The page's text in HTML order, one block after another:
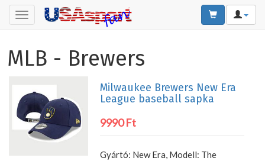
Toggle
navigation
MLB - Brewers
Milwaukee Brewers New Era
League baseball sapka
9990 Ft
Gyártó: New Era, Modell: The